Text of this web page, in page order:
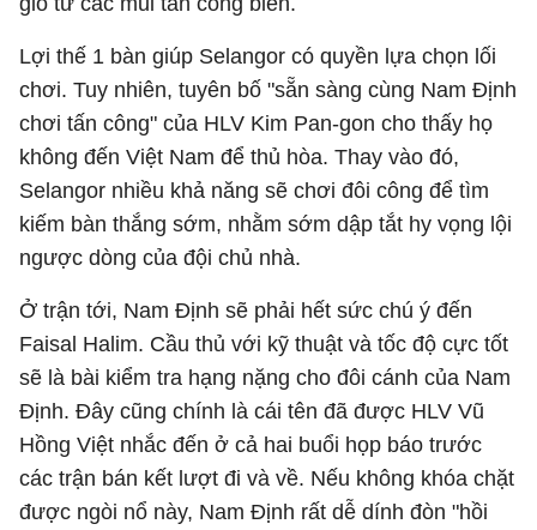
Lợi thế 1 bàn giúp Selangor có quyền lựa chọn lối
chơi. Tuy nhiên, tuyên bố "sẵn sàng cùng Nam Định
chơi tấn công" của HLV Kim Pan-gon cho thấy họ
không đến Việt Nam để thủ hòa. Thay vào đó,
Selangor nhiều khả năng sẽ chơi đôi công để tìm
kiếm bàn thắng sớm, nhằm sớm dập tắt hy vọng lội
ngược dòng của đội chủ nhà.
Ở trận tới, Nam Định sẽ phải hết sức chú ý đến
Faisal Halim. Cầu thủ với kỹ thuật và tốc độ cực tốt
sẽ là bài kiểm tra hạng nặng cho đôi cánh của Nam
Định. Đây cũng chính là cái tên đã được HLV Vũ
Hồng Việt nhắc đến ở cả hai buổi họp báo trước
các trận bán kết lượt đi và về. Nếu không khóa chặt
được ngòi nổ này, Nam Định rất dễ dính đòn "hồi